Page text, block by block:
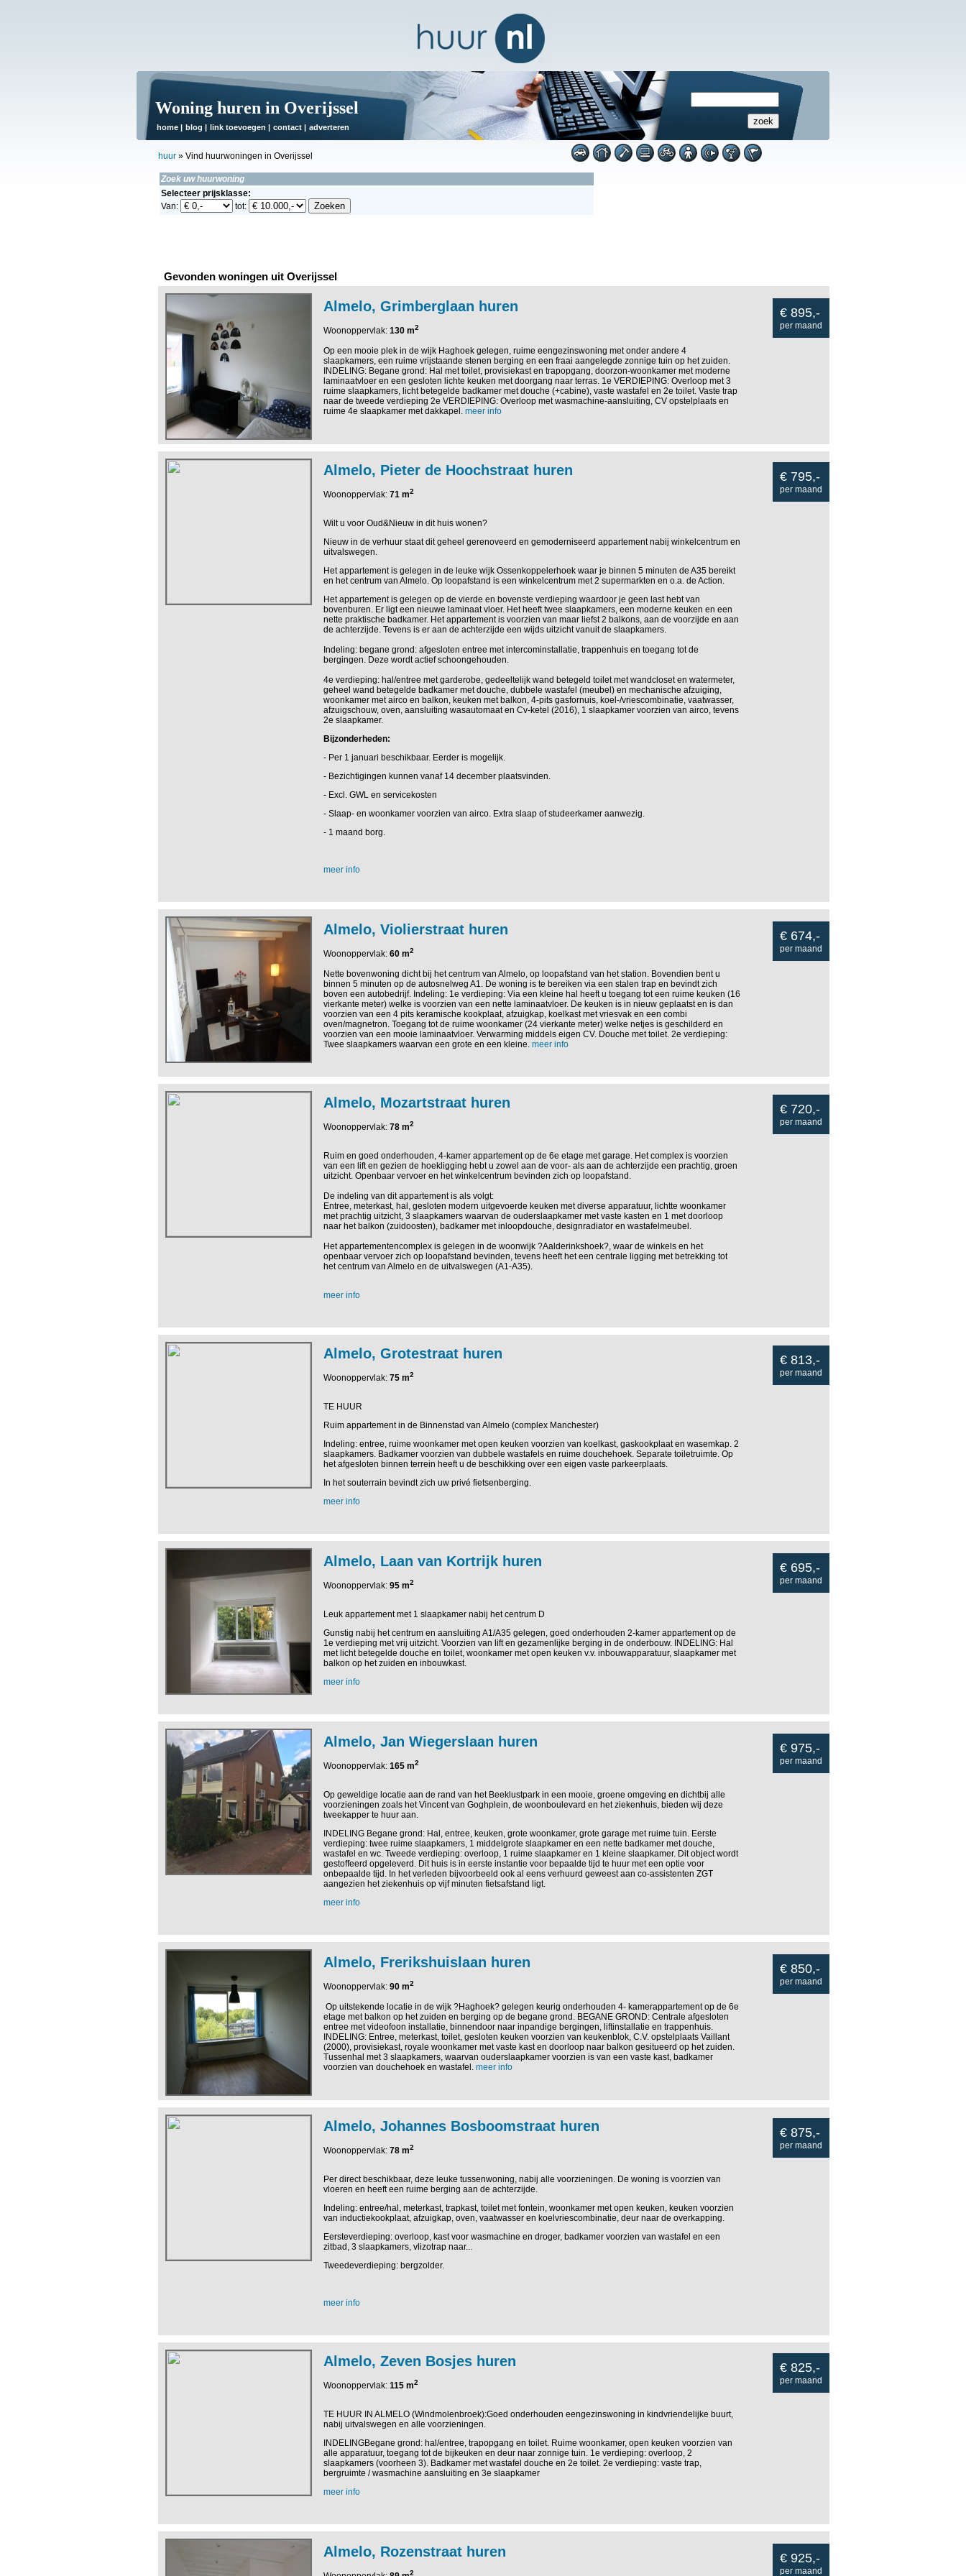
Woning huren in Overijssel
home | blog | link toevoegen | contact | adverteren
huur » Vind huurwoningen in Overijssel
Zoek uw huurwoning
Selecteer prijsklasse:
Van:
tot:
Gevonden woningen uit Overijssel
Almelo, Grimberglaan huren € 895,-
per maand
Woonoppervlak: 130 m2
Op een mooie plek in de wijk Haghoek gelegen, ruime eengezinswoning met onder andere 4
slaapkamers, een ruime vrijstaande stenen berging en een fraai aangelegde zonnige tuin op het zuiden.
INDELING: Begane grond: Hal met toilet, provisiekast en trapopgang, doorzon-woonkamer met moderne
laminaatvloer en een gesloten lichte keuken met doorgang naar terras. 1e VERDIEPING: Overloop met 3
ruime slaapkamers, licht betegelde badkamer met douche (+cabine), vaste wastafel en 2e toilet. Vaste trap
naar de tweede verdieping 2e VERDIEPING: Overloop met wasmachine-aansluiting, CV opstelplaats en
ruime 4e slaapkamer met dakkapel. meer info
Almelo, Pieter de Hoochstraat huren € 795,-
per maand
Woonoppervlak: 71 m2
Wilt u voor Oud&Nieuw in dit huis wonen?
Nieuw in de verhuur staat dit geheel gerenoveerd en gemoderniseerd appartement nabij winkelcentrum en
uitvalswegen.
Het appartement is gelegen in de leuke wijk Ossenkoppelerhoek waar je binnen 5 minuten de A35 bereikt
en het centrum van Almelo. Op loopafstand is een winkelcentrum met 2 supermarkten en o.a. de Action.
Het appartement is gelegen op de vierde en bovenste verdieping waardoor je geen last hebt van
bovenburen. Er ligt een nieuwe laminaat vloer. Het heeft twee slaapkamers, een moderne keuken en een
nette praktische badkamer. Het appartement is voorzien van maar liefst 2 balkons, aan de voorzijde en aan
de achterzijde. Tevens is er aan de achterzijde een wijds uitzicht vanuit de slaapkamers.
Indeling: begane grond: afgesloten entree met intercominstallatie, trappenhuis en toegang tot de
bergingen. Deze wordt actief schoongehouden.
4e verdieping: hal/entree met garderobe, gedeeltelijk wand betegeld toilet met wandcloset en watermeter,
geheel wand betegelde badkamer met douche, dubbele wastafel (meubel) en mechanische afzuiging,
woonkamer met airco en balkon, keuken met balkon, 4-pits gasfornuis, koel-/vriescombinatie, vaatwasser,
afzuigschouw, oven, aansluiting wasautomaat en Cv-ketel (2016), 1 slaapkamer voorzien van airco, tevens
2e slaapkamer.
Bijzonderheden:
- Per 1 januari beschikbaar. Eerder is mogelijk.
- Bezichtigingen kunnen vanaf 14 december plaatsvinden.
- Excl. GWL en servicekosten
- Slaap- en woonkamer voorzien van airco. Extra slaap of studeerkamer aanwezig.
- 1 maand borg.
meer info
Almelo, Violierstraat huren € 674,-
per maand
Woonoppervlak: 60 m2
Nette bovenwoning dicht bij het centrum van Almelo, op loopafstand van het station. Bovendien bent u
binnen 5 minuten op de autosnelweg A1. De woning is te bereiken via een stalen trap en bevindt zich
boven een autobedrijf. Indeling: 1e verdieping: Via een kleine hal heeft u toegang tot een ruime keuken (16
vierkante meter) welke is voorzien van een nette laminaatvloer. De keuken is in nieuw geplaatst en is dan
voorzien van een 4 pits keramische kookplaat, afzuigkap, koelkast met vriesvak en een combi
oven/magnetron. Toegang tot de ruime woonkamer (24 vierkante meter) welke netjes is geschilderd en
voorzien van een mooie laminaatvloer. Verwarming middels eigen CV. Douche met toilet. 2e verdieping:
Twee slaapkamers waarvan een grote en een kleine. meer info
Almelo, Mozartstraat huren € 720,-
per maand
Woonoppervlak: 78 m2
Ruim en goed onderhouden, 4-kamer appartement op de 6e etage met garage. Het complex is voorzien
van een lift en gezien de hoekligging hebt u zowel aan de voor- als aan de achterzijde een prachtig, groen
uitzicht. Openbaar vervoer en het winkelcentrum bevinden zich op loopafstand.
De indeling van dit appartement is als volgt:
Entree, meterkast, hal, gesloten modern uitgevoerde keuken met diverse apparatuur, lichtte woonkamer
met prachtig uitzicht, 3 slaapkamers waarvan de ouderslaapkamer met vaste kasten en 1 met doorloop
naar het balkon (zuidoosten), badkamer met inloopdouche, designradiator en wastafelmeubel.
Het appartementencomplex is gelegen in de woonwijk ?Aalderinkshoek?, waar de winkels en het
openbaar vervoer zich op loopafstand bevinden, tevens heeft het een centrale ligging met betrekking tot
het centrum van Almelo en de uitvalswegen (A1-A35).
meer info
Almelo, Grotestraat huren € 813,-
per maand
Woonoppervlak: 75 m2
TE HUUR
Ruim appartement in de Binnenstad van Almelo (complex Manchester)
Indeling: entree, ruime woonkamer met open keuken voorzien van koelkast, gaskookplaat en wasemkap. 2
slaapkamers. Badkamer voorzien van dubbele wastafels en ruime douchehoek. Separate toiletruimte. Op
het afgesloten binnen terrein heeft u de beschikking over een eigen vaste parkeerplaats.
In het souterrain bevindt zich uw privé fietsenberging.
meer info
Almelo, Laan van Kortrijk huren € 695,-
per maand
Woonoppervlak: 95 m2
Leuk appartement met 1 slaapkamer nabij het centrum D
Gunstig nabij het centrum en aansluiting A1/A35 gelegen, goed onderhouden 2-kamer appartement op de
1e verdieping met vrij uitzicht. Voorzien van lift en gezamenlijke berging in de onderbouw. INDELING: Hal
met licht betegelde douche en toilet, woonkamer met open keuken v.v. inbouwapparatuur, slaapkamer met
balkon op het zuiden en inbouwkast.
meer info
Almelo, Jan Wiegerslaan huren € 975,-
per maand
Woonoppervlak: 165 m2
Op geweldige locatie aan de rand van het Beeklustpark in een mooie, groene omgeving en dichtbij alle
voorzieningen zoals het Vincent van Goghplein, de woonboulevard en het ziekenhuis, bieden wij deze
tweekapper te huur aan.
INDELING Begane grond: Hal, entree, keuken, grote woonkamer, grote garage met ruime tuin. Eerste
verdieping: twee ruime slaapkamers, 1 middelgrote slaapkamer en een nette badkamer met douche,
wastafel en wc. Tweede verdieping: overloop, 1 ruime slaapkamer en 1 kleine slaapkamer. Dit object wordt
gestoffeerd opgeleverd. Dit huis is in eerste instantie voor bepaalde tijd te huur met een optie voor
onbepaalde tijd. In het verleden bijvoorbeeld ook al eens verhuurd geweest aan co-assistenten ZGT
aangezien het ziekenhuis op vijf minuten fietsafstand ligt.
meer info
Almelo, Frerikshuislaan huren € 850,-
per maand
Woonoppervlak: 90 m2
Op uitstekende locatie in de wijk ?Haghoek? gelegen keurig onderhouden 4- kamerappartement op de 6e
etage met balkon op het zuiden en berging op de begane grond. BEGANE GROND: Centrale afgesloten
entree met videofoon installatie, binnendoor naar inpandige bergingen, liftinstallatie en trappenhuis.
INDELING: Entree, meterkast, toilet, gesloten keuken voorzien van keukenblok, C.V. opstelplaats Vaillant
(2000), provisiekast, royale woonkamer met vaste kast en doorloop naar balkon gesitueerd op het zuiden.
Tussenhal met 3 slaapkamers, waarvan ouderslaapkamer voorzien is van een vaste kast, badkamer
voorzien van douchehoek en wastafel. meer info
Almelo, Johannes Bosboomstraat huren € 875,-
per maand
Woonoppervlak: 78 m2
Per direct beschikbaar, deze leuke tussenwoning, nabij alle voorzieningen. De woning is voorzien van
vloeren en heeft een ruime berging aan de achterzijde.
Indeling: entree/hal, meterkast, trapkast, toilet met fontein, woonkamer met open keuken, keuken voorzien
van inductiekookplaat, afzuigkap, oven, vaatwasser en koelvriescombinatie, deur naar de overkapping.
Eersteverdieping: overloop, kast voor wasmachine en droger, badkamer voorzien van wastafel en een
zitbad, 3 slaapkamers, vlizotrap naar...
Tweedeverdieping: bergzolder.
meer info
Almelo, Zeven Bosjes huren € 825,-
per maand
Woonoppervlak: 115 m2
TE HUUR IN ALMELO (Windmolenbroek):Goed onderhouden eengezinswoning in kindvriendelijke buurt,
nabij uitvalswegen en alle voorzieningen.
INDELINGBegane grond: hal/entree, trapopgang en toilet. Ruime woonkamer, open keuken voorzien van
alle apparatuur, toegang tot de bijkeuken en deur naar zonnige tuin. 1e verdieping: overloop, 2
slaapkamers (voorheen 3). Badkamer met wastafel douche en 2e toilet. 2e verdieping: vaste trap,
bergruimte / wasmachine aansluiting en 3e slaapkamer
meer info
Almelo, Rozenstraat huren € 925,-
per maand
2